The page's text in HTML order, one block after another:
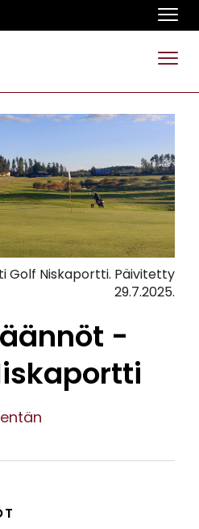
Golf Niskaportti. Päivitetty
29.7.2025.
-